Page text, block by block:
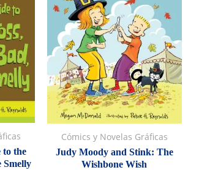
the
Smelly
Cómics y Novelas Gráficas
Judy Moody and Stink: The
Wishbone Wish